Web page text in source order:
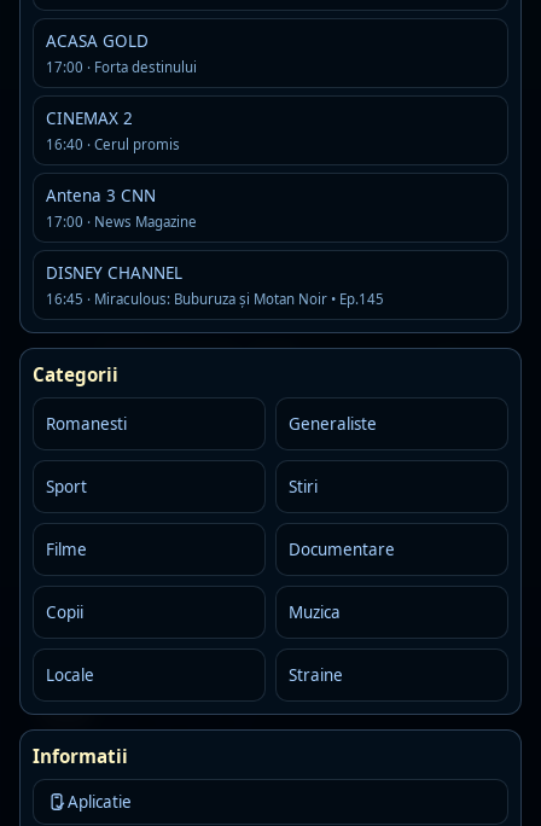
ACASA GOLD
17:00 · Forta destinului
CINEMAX 2
16:40 · Cerul promis
Antena 3 CNN
17:00 · News Magazine
DISNEY CHANNEL
16:45 · Miraculous: Buburuza și Motan Noir • Ep.145
Categorii
Romanesti Generaliste
Sport Stiri
Filme Documentare
Copii Muzica
Locale Straine
Informatii
Aplicatie
Radio Impuls Romania
MP3 · 192 kbps · Bucuresti
Live
top40
Asculta
MP3 · 128 kbps · Mureș
adult contemporary classic hits
contemporary hits radio
Asculta
Detalii
Radio Vacanța - Gold
MP3 · 320 kbps · Constanta
Live
F
Free FM Bucarest
MP3 · 320 kbps · Bucarest
Offline
#90s #freefm
80s
Asculta
Radio Transilvania - Cluj
MP3 · 160 kbps · Cluj
Asculta
Detalii